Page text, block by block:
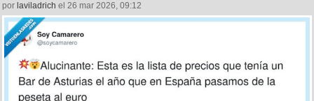
por laviladrich el 26 mar 2026, 09:12